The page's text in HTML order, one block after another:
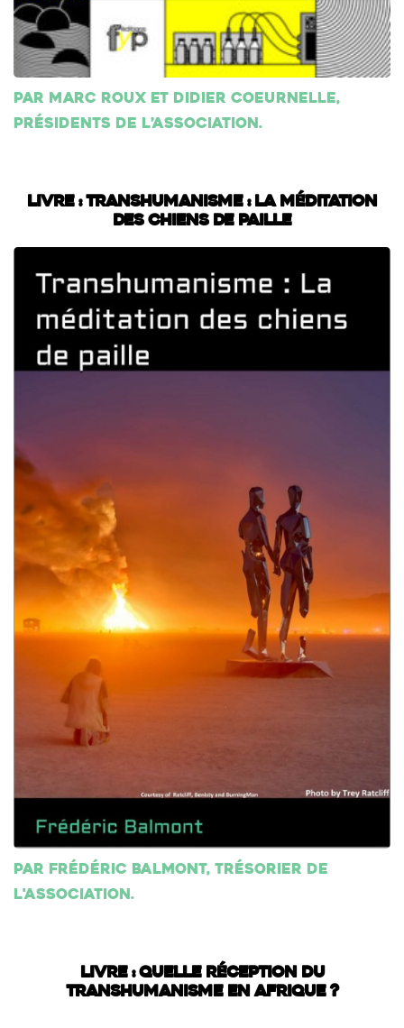
Par Marc Roux et Didier Coeurnelle,
présidents de l’association.
Livre : Transhumanisme : La méditation
des chiens de paille
Par Frédéric Balmont, trésorier de
l'association.
LIVRE : QUELLE RÉCEPTION DU
TRANSHUMANISME EN AFRIQUE ?